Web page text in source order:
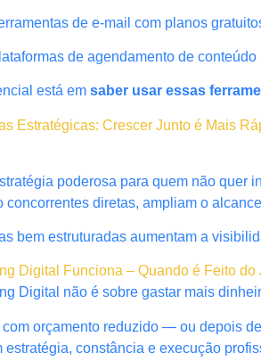
de e-mail com planos
de agendamento de conteúdo
está em saber usar essas
Estratégicas: Crescer Junto é Mais
poderosa para quem não quer
concorrentes diretas, ampliam o
bem estruturadas aumentam a
Digital Funciona – Quando é Feito
Digital não é sobre gastar mais
com orçamento reduzido — ou depois
estratégia, constância e execução